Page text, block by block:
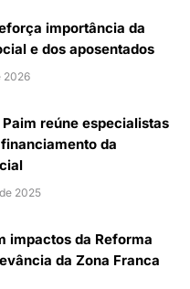
importância da
e dos aposentados
2026
reúne especialistas
da
2025
impactos da Reforma
da Zona Franca